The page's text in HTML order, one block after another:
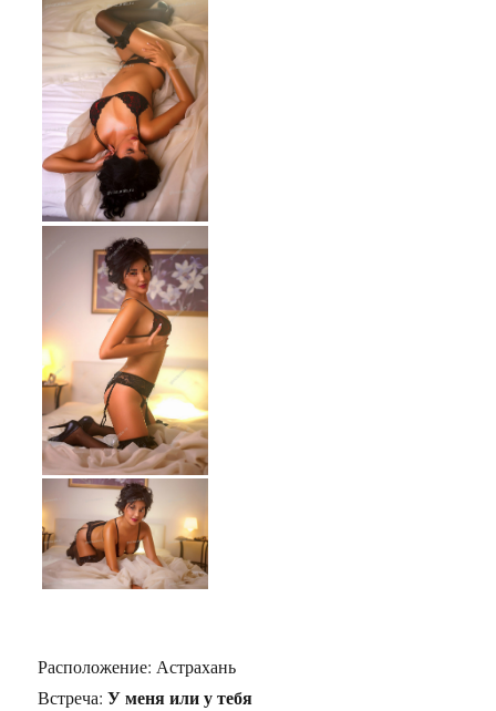
Расположение: Астрахань
Встреча:У меня или у тебя